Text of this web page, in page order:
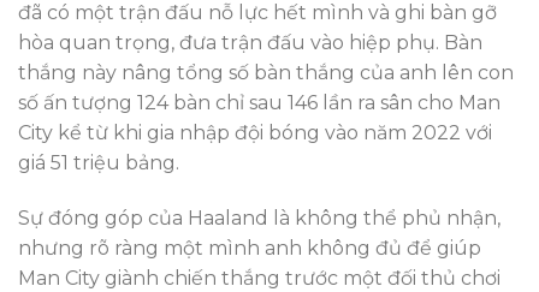
đã có một trận đấu nỗ lực hết mình và ghi bàn gỡ
hòa quan trọng, đưa trận đấu vào hiệp phụ. Bàn
thắng này nâng tổng số bàn thắng của anh lên con
số ấn tượng 124 bàn chỉ sau 146 lần ra sân cho Man
City kể từ khi gia nhập đội bóng vào năm 2022 với
giá 51 triệu bảng.
Sự đóng góp của Haaland là không thể phủ nhận,
nhưng rõ ràng một mình anh không đủ để giúp
Man City giành chiến thắng trước một đối thủ chơi